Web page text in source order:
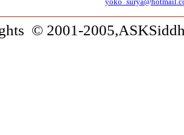
© 2001-